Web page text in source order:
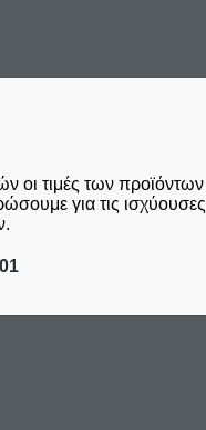
οι τιμές των προϊόντων
για τις ισχύουσες